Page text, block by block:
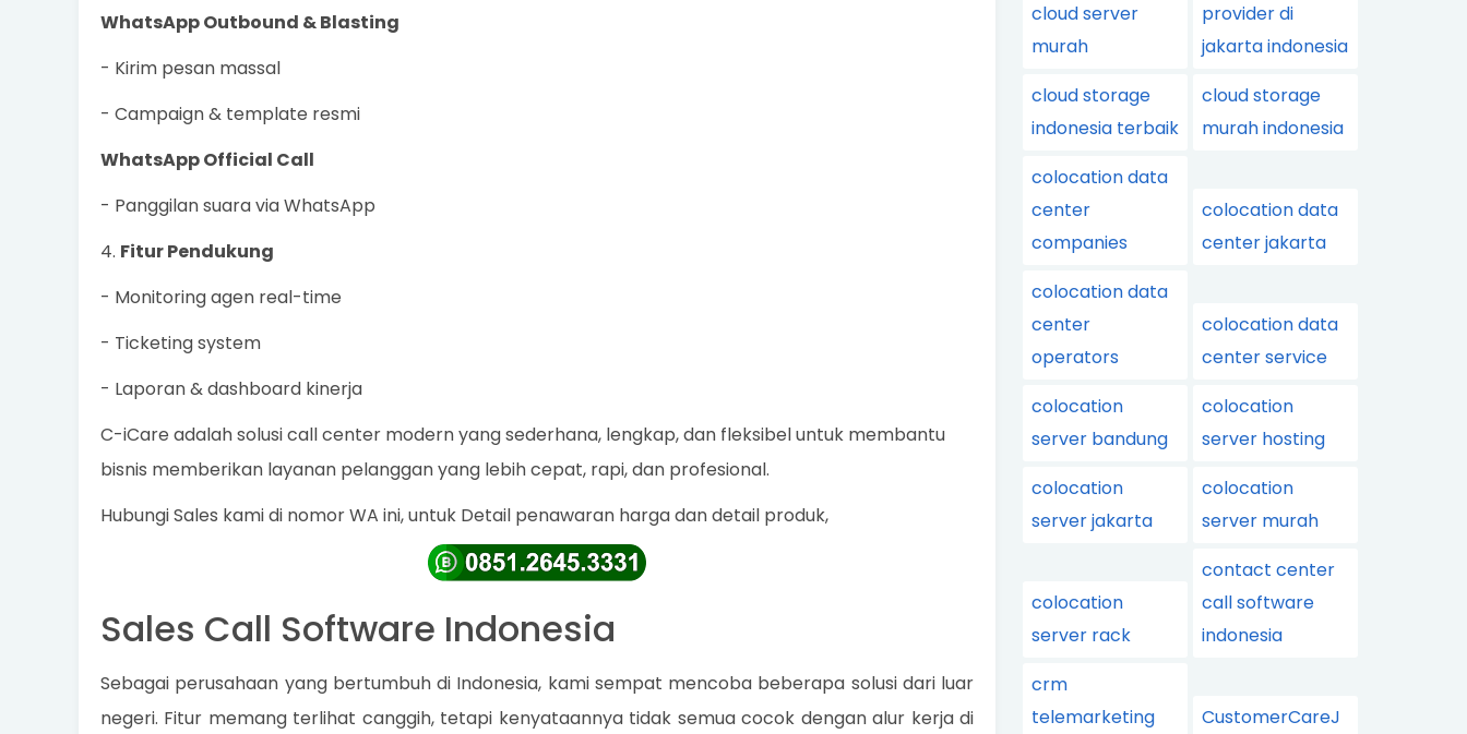
WhatsApp Outbound & Blasting
- Kirim pesan massal
- Campaign & template resmi
WhatsApp Official Call
- Panggilan suara via WhatsApp
4. Fitur Pendukung
- Monitoring agen real-time
- Ticketing system
- Laporan & dashboard kinerja
C-iCare adalah solusi call center modern yang sederhana, lengkap, dan fleksibel untuk membantu
bisnis memberikan layanan pelanggan yang lebih cepat, rapi, dan profesional.
Hubungi Sales kami di nomor WA ini, untuk Detail penawaran harga dan detail produk,
Sales Call Software Indonesia
Sebagai perusahaan yang bertumbuh di Indonesia, kami sempat mencoba beberapa solusi dari luar
negeri. Fitur memang terlihat canggih, tetapi kenyataannya tidak semua cocok dengan alur kerja di
cloud server
murah
provider di
jakarta indonesia
cloud storage
indonesia terbaik
cloud storage
murah indonesia
colocation data
center
companies
colocation data
center jakarta
colocation data
center
operators
colocation data
center service
colocation
server bandung
colocation
server hosting
colocation
server jakarta
colocation
server murah
colocation
server rack
contact center
call software
indonesia
crm
telemarketing
CustomerCareJ